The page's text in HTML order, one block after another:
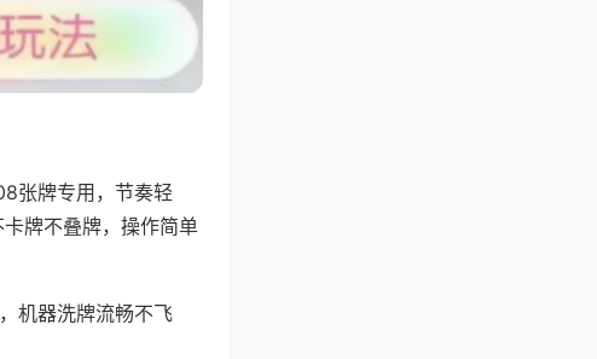
张牌专用，节奏轻
牌不叠牌，操作简单
机器洗牌流畅不飞